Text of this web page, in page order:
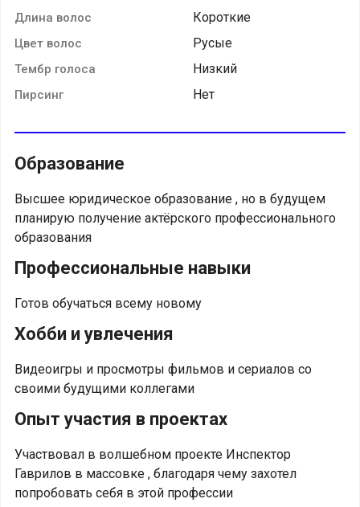
Длина волос Короткие
Цвет волос Русые
Тембр голоса Низкий
Пирсинг Нет
Образование
Высшее юридическое образование , но в будущем
планирую получение актёрского профессионального
образования
Профессиональные навыки
Готов обучаться всему новому
Хобби и увлечения
Видеоигры и просмотры фильмов и сериалов со
своими будущими коллегами
Опыт участия в проектах
Участвовал в волшебном проекте Инспектор
Гаврилов в массовке , благодаря чему захотел
попробовать себя в этой профессии